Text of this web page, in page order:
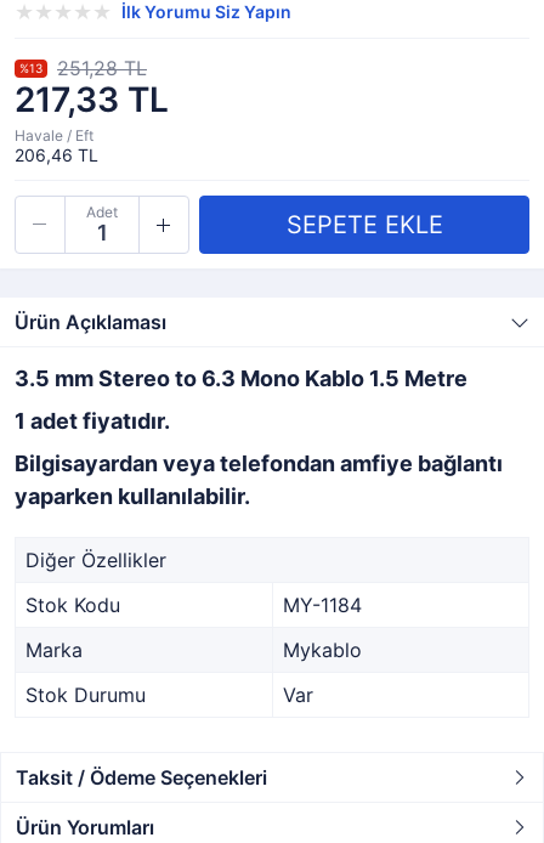
İlk Yorumu Siz Yapın
217,33 TL
%13 251,28 TL
Havale / Eft
206,46 TL
Adet
Ürün Açıklaması
3.5 mm Stereo to 6.3 Mono Kablo 1.5 Metre
1 adet fiyatıdır.
Bilgisayardan veya telefondan amfiye bağlantı
yaparken kullanılabilir.
Diğer Özellikler
Stok Kodu
MY-1184
Marka
Mykablo
Stok Durumu
Var
Taksit / Ödeme Seçenekleri
Ürün Yorumları